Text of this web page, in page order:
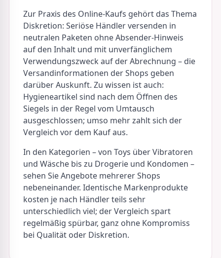
Zur Praxis des Online-Kaufs gehört das Thema
Diskretion: Seriöse Händler versenden in
neutralen Paketen ohne Absender-Hinweis
auf den Inhalt und mit unverfänglichem
Verwendungszweck auf der Abrechnung – die
Versandinformationen der Shops geben
darüber Auskunft. Zu wissen ist auch:
Hygieneartikel sind nach dem Öffnen des
Siegels in der Regel vom Umtausch
ausgeschlossen; umso mehr zahlt sich der
Vergleich vor dem Kauf aus.
In den Kategorien – von Toys über Vibratoren
und Wäsche bis zu Drogerie und Kondomen –
sehen Sie Angebote mehrerer Shops
nebeneinander. Identische Markenprodukte
kosten je nach Händler teils sehr
unterschiedlich viel; der Vergleich spart
regelmäßig spürbar, ganz ohne Kompromiss
bei Qualität oder Diskretion.